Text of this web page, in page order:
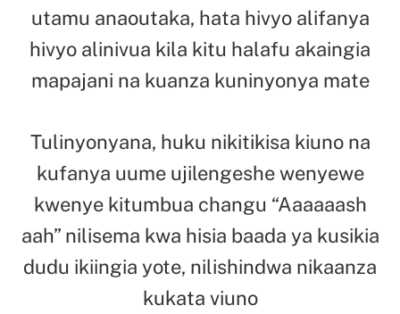
utamu anaoutaka, hata hivyo alifanya
hivyo alinivua kila kitu halafu akaingia
mapajani na kuanza kuninyonya mate
Tulinyonyana, huku nikitikisa kiuno na
kufanya uume ujilengeshe wenyewe
kwenye kitumbua changu “Aaaaaash
aah” nilisema kwa hisia baada ya kusikia
dudu ikiingia yote, nilishindwa nikaanza
kukata viuno